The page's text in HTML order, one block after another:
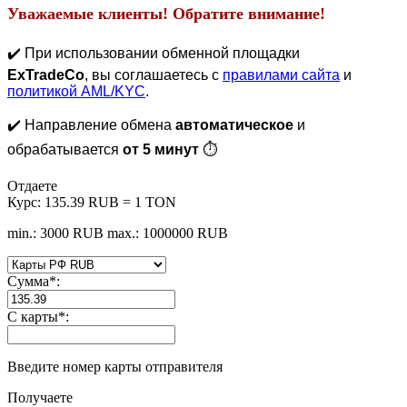
Уважаемые клиенты! Обратите внимание!
✔️ При использовании обменной площадки
ExTradeCo, вы соглашаетесь с правилами сайта и
политикой AML/KYC.
✔️ Направление обмена автоматическое и
обрабатывается от 5 минут ⏱
Отдаете
Курс: 135.39 RUB = 1 TON
min.: 3000 RUB max.: 1000000 RUB
Сумма*:
С карты*:
Введите номер карты отправителя
Получаете